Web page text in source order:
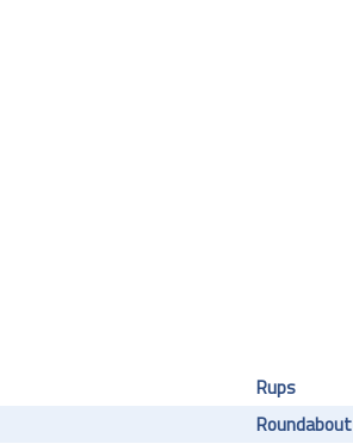
Rups
Roundabout